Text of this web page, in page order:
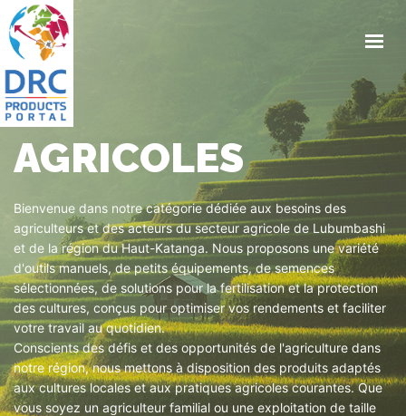
PIC
CONTACTS
0
CONTACTEZ-NOUS
AGRICOLES
Bienvenue dans notre catégorie dédiée aux besoins des
agriculteurs et des acteurs du secteur agricole de Lubumbashi
et de la région du Haut-Katanga. Nous proposons une variété
d'outils manuels, de petits équipements, de semences
sélectionnées, de solutions pour la fertilisation et la protection
des cultures, conçus pour optimiser vos rendements et faciliter
votre travail au quotidien.
Conscients des défis et des opportunités de l'agriculture dans
notre région, nous mettons à disposition des produits adaptés
aux cultures locales et aux pratiques agricoles courantes. Que
vous soyez un agriculteur familial ou une exploitation de taille